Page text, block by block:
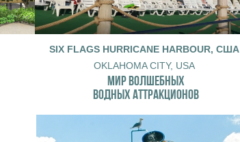
SIX FLAGS HURRICANE HARBOUR, США
OKLAHOMA CITY, USA
МИР ВОЛШЕБНЫХ
ВОДНЫХ АТТРАКЦИОНОВ